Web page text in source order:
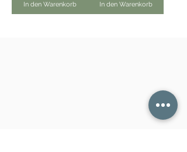
In den Warenkorb In den Warenkorb